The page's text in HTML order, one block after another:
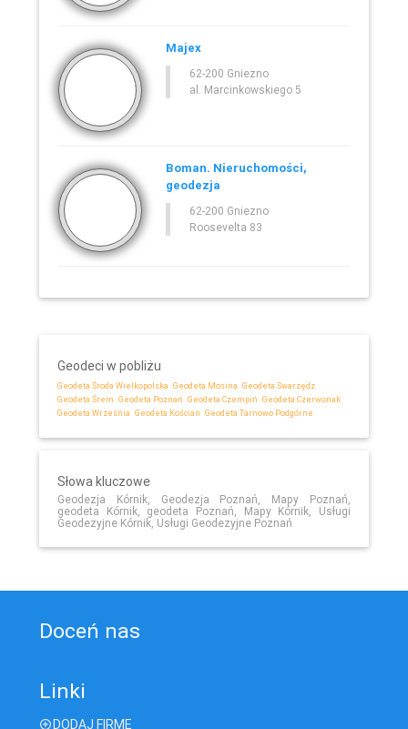
Majex
62-200 Gniezno
al. Marcinkowskiego 5
Boman. Nieruchomości,
geodezja
62-200 Gniezno
Roosevelta 83
Geodeci w pobliżu
Geodeta Środa Wielkopolska Geodeta Mosina Geodeta Swarzędz
Geodeta Śrem Geodeta Poznań Geodeta Czempiń Geodeta Czerwonak
Geodeta Września Geodeta Kościan Geodeta Tarnowo Podgórne
Słowa kluczowe
Geodezja Kórnik, Geodezja Poznań, Mapy Poznań,
geodeta Kórnik, geodeta Poznań, Mapy Kórnik, Usługi
Geodezyjne Kórnik, Usługi Geodezyjne Poznań
Doceń nas
Linki
DODAJ FIRMĘ